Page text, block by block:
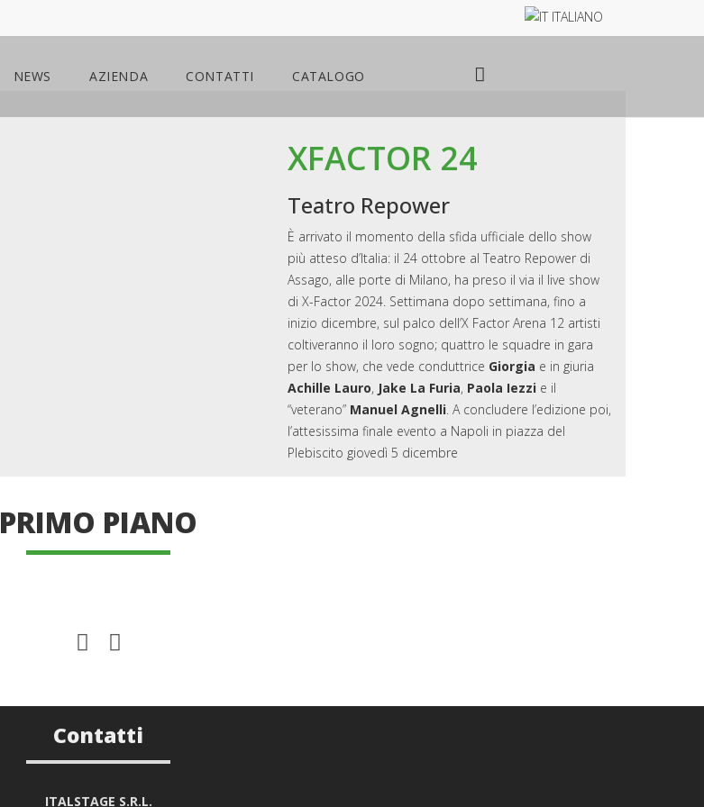
ITALIANO
NEWS AZIENDA CONTATTI CATALOGO
XFACTOR 24
Teatro Repower
È arrivato il momento della sfida ufficiale dello show
più atteso d’Italia: il 24 ottobre al Teatro Repower di
Assago, alle porte di Milano, ha preso il via il live show
di X-Factor 2024. Settimana dopo settimana, fino a
inizio dicembre, sul palco dell’X Factor Arena 12 artisti
coltiveranno il loro sogno; quattro le squadre in gara
per lo show, che vede conduttrice Giorgia e in giuria
Achille Lauro, Jake La Furia, Paola Iezzi e il
“veterano” Manuel Agnelli. A concludere l’edizione poi,
l’attesissima finale evento a Napoli in piazza del
Plebiscito giovedì 5 dicembre
PRIMO PIANO
Contatti
ITALSTAGE S.R.L.